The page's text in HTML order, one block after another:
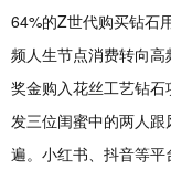
64%的Z世代购买钻石
频人生节点消费转向
奖金购入花丝工艺钻
发三位闺蜜中的两人
遍。小红书、抖音等